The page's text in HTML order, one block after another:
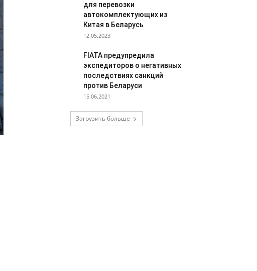
для перевозки
автокомплектующих из
Китая в Беларусь
12.05.2023
FIATA предупредила
экспедиторов о негативных
последствиях санкций
против Беларуси
15.06.2021
Загрузить больше